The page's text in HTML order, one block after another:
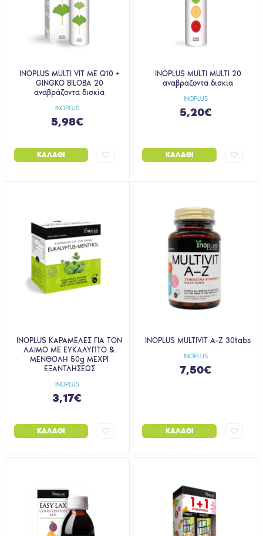
INOPLUS
INOPLUS MULTI VIT ΜΕ Q10 +
GINGKO BILOBA 20
αναβράζοντα δισκία
5,98€
ΚΑΛΆΘΙ
INOPLUS
INOPLUS MULTI MULTI 20
αναβράζοντα δισκία
5,20€
ΚΑΛΆΘΙ
INOPLUS
INOPLUS ΚΑΡΑΜΕΛΕΣ ΓΙΑ ΤΟΝ
ΛΑΙΜΟ ΜΕ ΕΥΚΑΛΥΠΤΟ &
ΜΕΝΘΟΛΗ 50g ΜΕΧΡΙ
ΕΞΑΝΤΛΗΣΕΩΣ
3,17€
ΚΑΛΆΘΙ
INOPLUS
INOPLUS MULTIVIT A-Z 30tabs
7,50€
ΚΑΛΆΘΙ